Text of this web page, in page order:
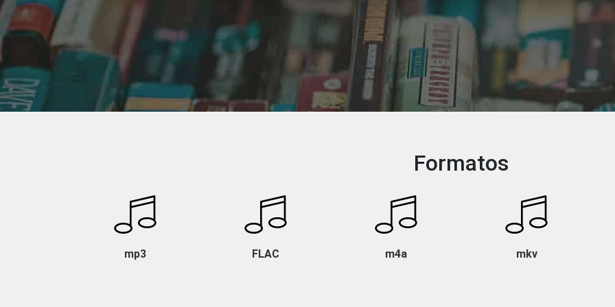
Formatos
mp3 FLAC m4a mkv